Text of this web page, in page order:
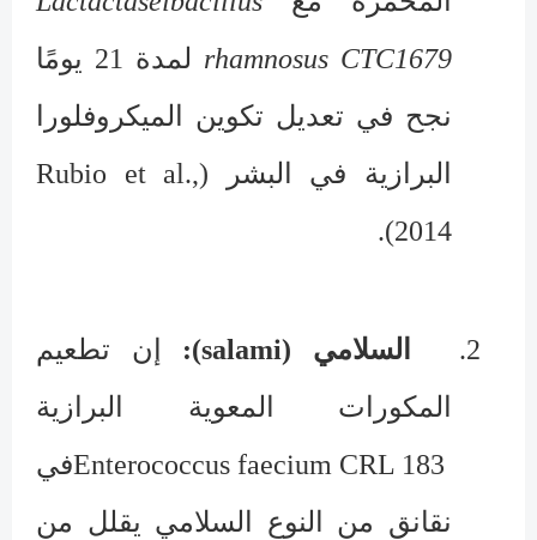
rhamnosus CTC1679
لمدة 21 يومًا
نجح في تعديل تكوين الميكروفلورا
البرازية في البشر (Rubio et al.,
2014
).
2. السلامي (salami
): إن تطعيم
المكورات المعوية البرازية
Enterococcus faecium CRL 183في
نقانق من النوع السلامي يقلل من